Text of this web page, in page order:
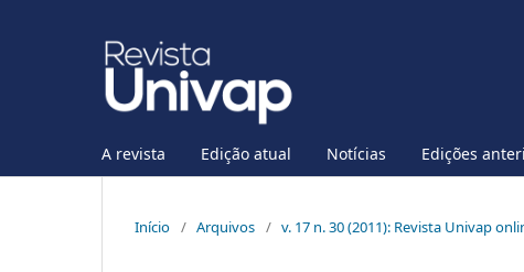
A revista Edição atual Notícias Edições
Início / Arquivos / v. 17 n. 30 (2011): Revista Univap